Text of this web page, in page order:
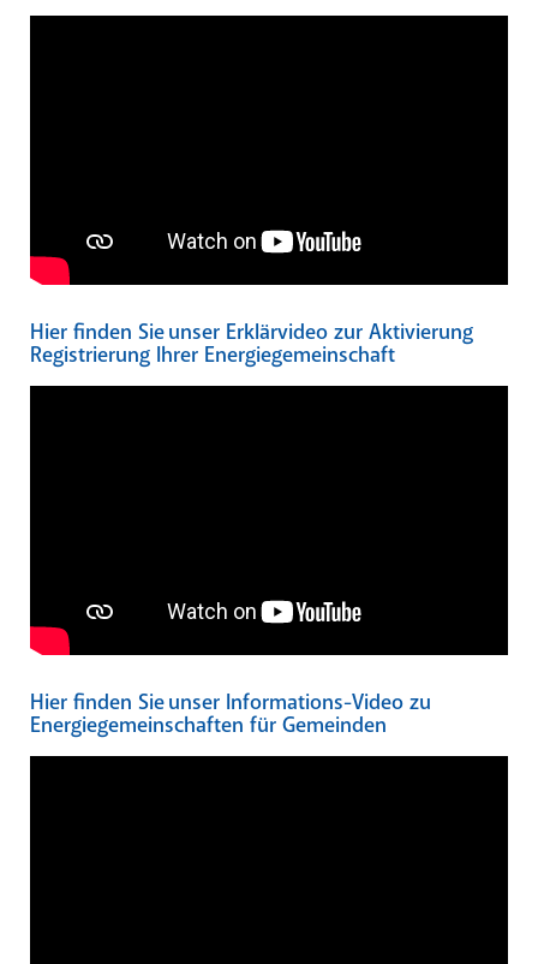
Hier finden Sie unser Erklärvideo zur Aktivierung
Registrierung Ihrer Energiegemeinschaft
Hier finden Sie unser Informations-Video zu
Energiegemeinschaften für Gemeinden